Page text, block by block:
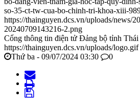
so-35-ct-tw-cua-bo-chinh-tri-khoa-xiii-
https://thainguyen.dcs.vn/uploads/news/
20240709143216-2.png
Cổng thông tin điện tử Đảng bộ tỉnh
https://thainguyen.dcs.vn/uploads/logo.gif
Thứ ba - 09/07/2024 03:30
0